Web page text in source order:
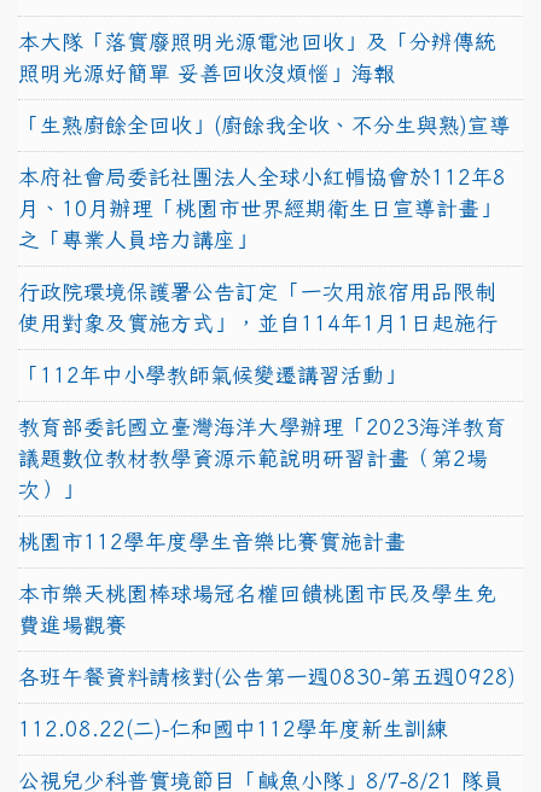
本大隊「落實廢照明光源電池回收」及「分辨傳統
照明光源好簡單 妥善回收沒煩惱」海報
「生熟廚餘全回收」(廚餘我全收、不分生與熟)宣導
本府社會局委託社團法人全球小紅帽協會於112年8
月、10月辦理「桃園市世界經期衛生日宣導計畫」
之「專業人員培力講座」
行政院環境保護署公告訂定「一次用旅宿用品限制
使用對象及實施方式」，並自114年1月1日起施行
「112年中小學教師氣候變遷講習活動」
教育部委託國立臺灣海洋大學辦理「2023海洋教育
議題數位教材教學資源示範說明研習計畫（第2場
次）」
桃園市112學年度學生音樂比賽實施計畫
本市樂天桃園棒球場冠名權回饋桃園市民及學生免
費進場觀賽
各班午餐資料請核對(公告第一週0830-第五週0928)
112.08.22(二)-仁和國中112學年度新生訓練
公視兒少科普實境節目「鹹魚小隊」8/7-8/21 隊員